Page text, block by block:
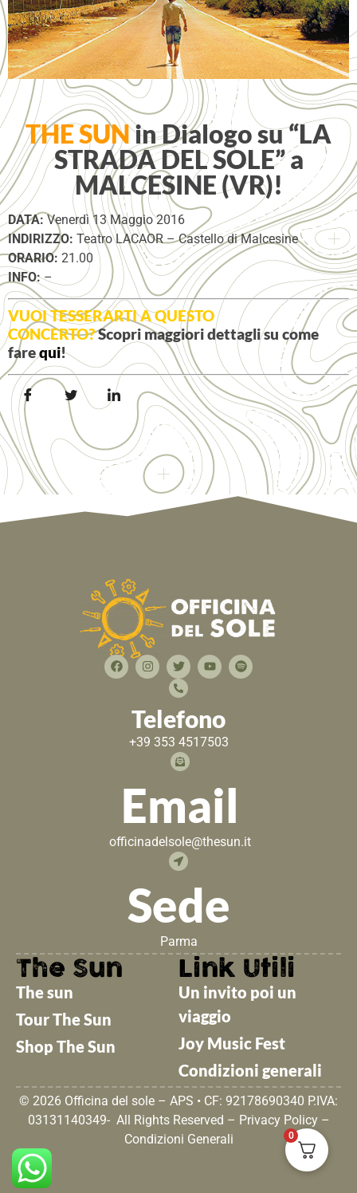
THE SUNin Dialogo su “LA
STRADA DEL SOLE” a
MALCESINE (VR)!
DATA:Venerdì 13 Maggio 2016
INDIRIZZO: Teatro LACAOR – Castello di Malcesine
ORARIO: 21.00
INFO:–
VUOI TESSERARTI A QUESTO
CONCERTO?Scopri maggiori dettagli su come
farequi!
Telefono
+39 353 4517503
Email
officinadelsole@thesun.it
Sede
Parma
The Sun
The sun
Tour The Sun
Shop The Sun
Link Utili
Un invito poi un
viaggio
Joy Music Fest
Condizioni generali
© 2026 Officina del sole – APS • CF: 92178690340 P.IVA:
03131140349- All Rights Reserved – Privacy Policy–
Condizioni Generali
0